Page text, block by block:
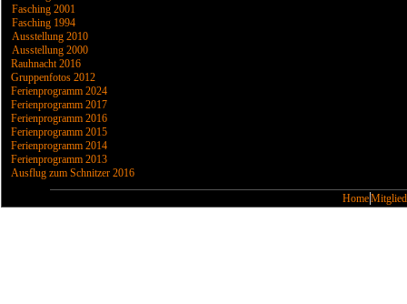
Fasching 2001
Fasching 1994
Ausstellung 2010
Ausstellung 2000
Rauhnacht 2016
Gruppenfotos 2012
Ferienprogramm 2024
Ferienprogramm 2017
Ferienprogramm 2016
Ferienprogramm 2015
Ferienprogramm 2014
Ferienprogramm 2013
Ausflug zum Schnitzer 2016
Home